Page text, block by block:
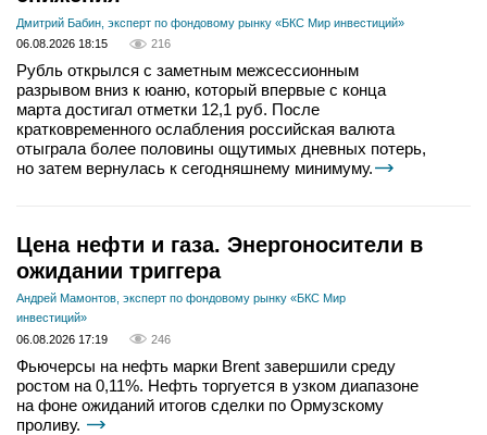
Дмитрий Бабин, эксперт по фондовому рынку «БКС Мир инвестиций»
06.08.2026 18:15
216
Рубль открылся с заметным межсессионным
разрывом вниз к юаню, который впервые с конца
марта достигал отметки 12,1 руб. После
кратковременного ослабления российская валюта
отыграла более половины ощутимых дневных потерь,
но затем вернулась к сегодняшнему минимуму.
Цена нефти и газа. Энергоносители в
ожидании триггера
Андрей Мамонтов, эксперт по фондовому рынку «БКС Мир
инвестиций»
06.08.2026 17:19
246
Фьючерсы на нефть марки Brent завершили среду
ростом на 0,11%. Нефть торгуется в узком диапазоне
на фоне ожиданий итогов сделки по Ормузскому
проливу.